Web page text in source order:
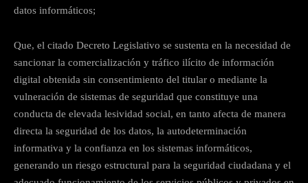
datos informáticos;
Que, el citado Decreto Legislativo se sustenta en la necesidad de
sancionar la comercialización y tráfico ilícito de información
digital obtenida sin consentimiento del titular o mediante la
vulneración de sistemas de seguridad que constituye una
conducta de elevada lesividad social, en tanto afecta de manera
directa la seguridad de los datos, la autodeterminación
informativa y la confianza en los sistemas informáticos,
generando un riesgo estructural para la seguridad ciudadana y el